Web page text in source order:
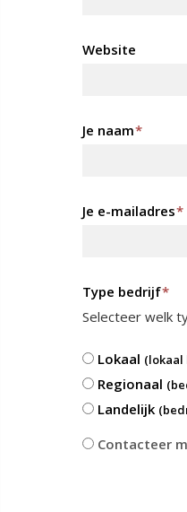
Website
Je naam*
Je e-mailadres*
Type bedrijf*
Selecteer welk
Lokaal (lokaal
Regionaal
Landelijk
Contacteer